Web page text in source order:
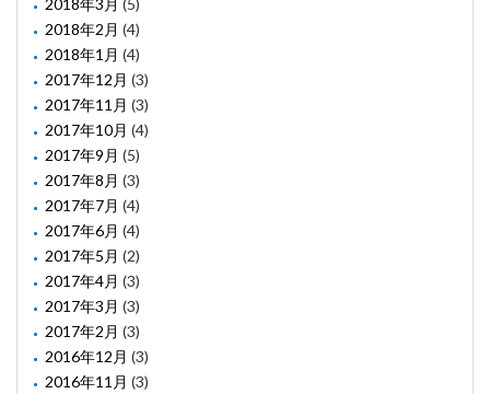
2018年2月 (4)
2018年1月 (4)
2017年12月 (3)
2017年11月 (3)
2017年10月 (4)
2017年9月 (5)
2017年8月 (3)
2017年7月 (4)
2017年6月 (4)
2017年5月 (2)
2017年4月 (3)
2017年3月 (3)
2017年2月 (3)
2016年12月 (3)
2016年11月 (3)